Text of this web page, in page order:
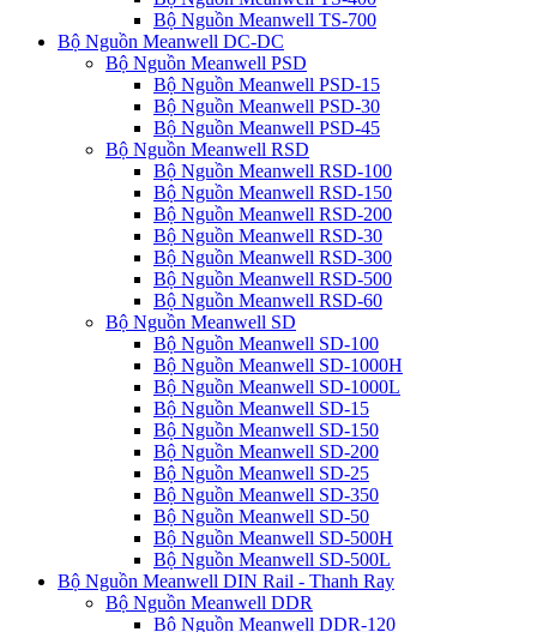
Bộ Nguồn Meanwell TS-700
Bộ Nguồn Meanwell DC-DC
Bộ Nguồn Meanwell PSD
Bộ Nguồn Meanwell PSD-15
Bộ Nguồn Meanwell PSD-30
Bộ Nguồn Meanwell PSD-45
Bộ Nguồn Meanwell RSD
Bộ Nguồn Meanwell RSD-100
Bộ Nguồn Meanwell RSD-150
Bộ Nguồn Meanwell RSD-200
Bộ Nguồn Meanwell RSD-30
Bộ Nguồn Meanwell RSD-300
Bộ Nguồn Meanwell RSD-500
Bộ Nguồn Meanwell RSD-60
Bộ Nguồn Meanwell SD
Bộ Nguồn Meanwell SD-100
Bộ Nguồn Meanwell SD-1000H
Bộ Nguồn Meanwell SD-1000L
Bộ Nguồn Meanwell SD-15
Bộ Nguồn Meanwell SD-150
Bộ Nguồn Meanwell SD-200
Bộ Nguồn Meanwell SD-25
Bộ Nguồn Meanwell SD-350
Bộ Nguồn Meanwell SD-50
Bộ Nguồn Meanwell SD-500H
Bộ Nguồn Meanwell SD-500L
Bộ Nguồn Meanwell DIN Rail - Thanh Ray
Bộ Nguồn Meanwell DDR
Bộ Nguồn Meanwell DDR-120